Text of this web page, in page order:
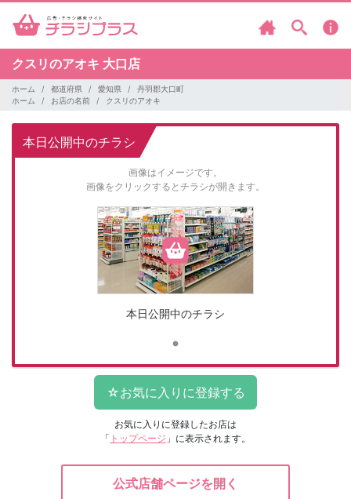
クスリのアオキ 大口店
ホーム 都道府県 愛知県
丹羽郡大口町
ホーム
お店の名前 クスリのアオキ
本日公開中のチラシ
画像はイメージです。
画像をクリックするとチラシが開きます。
本日公開中のチラシ
お気に入りに登録したお店は
「 トップページ 」に表示されます。
公式店舗ページを開く